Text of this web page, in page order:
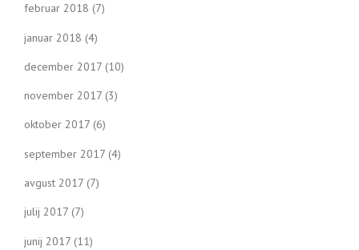
februar 2018 (7)
januar 2018 (4)
december 2017 (10)
november 2017 (3)
oktober 2017 (6)
september 2017 (4)
avgust 2017 (7)
julij 2017 (7)
junij 2017 (11)